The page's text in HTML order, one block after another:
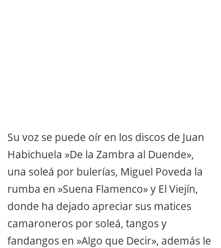
Su voz se puede oír en los discos de Juan
Habichuela »De la Zambra al Duende»,
una soleá por bulerías, Miguel Poveda la
rumba en »Suena Flamenco» y El Viejín,
donde ha dejado apreciar sus matices
camaroneros por soleá, tangos y
fandangos en »Algo que Decir», además le